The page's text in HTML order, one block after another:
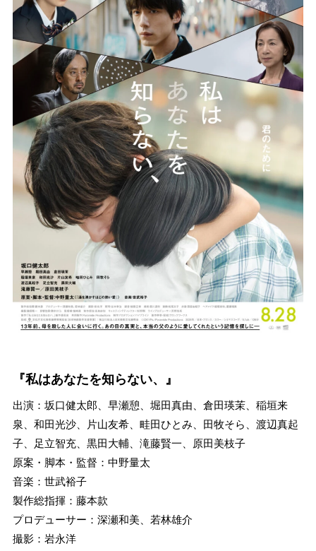
『私はあなたを知らない、』
出演：坂口健太郎、早瀬憩、堀田真由、倉田瑛茉、稲垣来
泉、和田光沙、片山友希、畦田ひとみ、田牧そら、渡辺真起
子、足立智充、黒田大輔、滝藤賢一、原田美枝子
原案・脚本・監督：中野量太
音楽：世武裕子
製作総指揮：藤本款
プロデューサー：深瀬和美、若林雄介
撮影：岩永洋